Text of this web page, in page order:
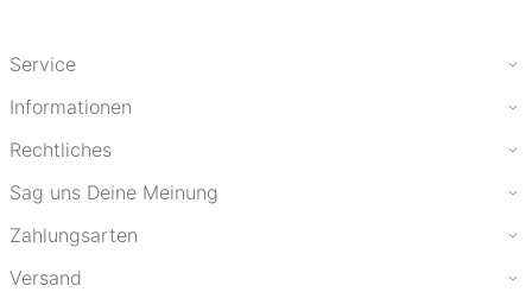
Service
Informationen
Rechtliches
Sag uns Deine Meinung
Zahlungsarten
Versand